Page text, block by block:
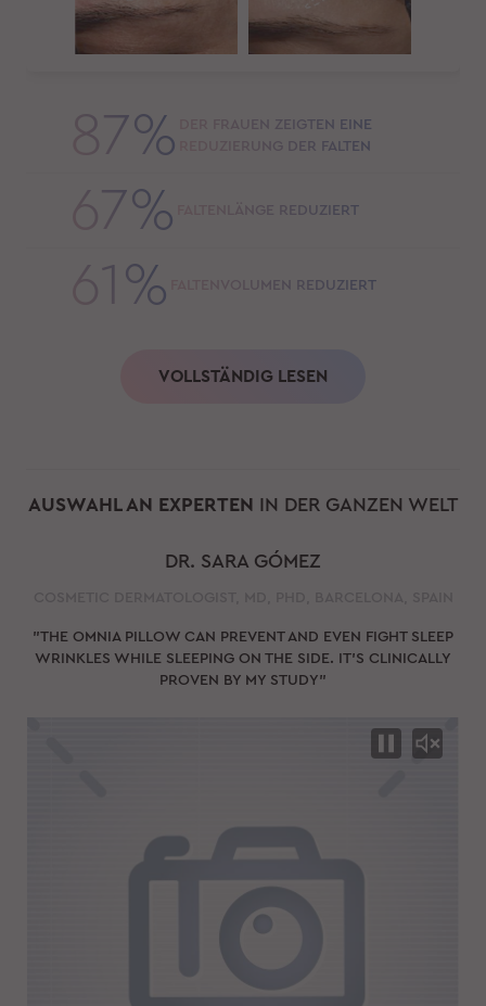
87%
DER FRAUEN ZEIGTEN EINE
REDUZIERUNG DER FALTEN
67% FALTENLÄNGE REDUZIERT
61% FALTENVOLUMEN REDUZIERT
VOLLSTÄNDIG LESEN
AUSWAHL AN EXPERTEN IN DER GANZEN WELT
DR. SARA GÓMEZ
"THE OMNIA PILLOW CAN PREVENT AND EVEN FIGHT SLEEP
WRINKLES WHILE SLEEPING ON THE SIDE. IT'S CLINICALLY
PROVEN BY MY STUDY"